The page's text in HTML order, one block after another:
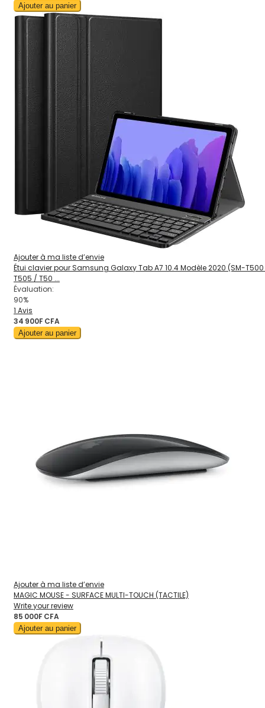
Ajouter au panier
Ajouter à ma liste d’envie
Étui clavier pour Samsung Galaxy Tab A7 10.4 Modèle 2020 (SM-
T505 / T50 ...
Évaluation:
90%
1 Avis
34 900F CFA
Ajouter au panier
Ajouter à ma liste d’envie
MAGIC MOUSE - SURFACE MULTI-TOUCH (TACTILE)
Write your review
85 000F CFA
Ajouter au panier